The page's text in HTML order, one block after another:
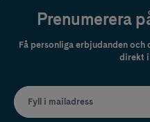
Prenumerera
Få personliga erbjudanden och
direkt
Fyll i mailadress